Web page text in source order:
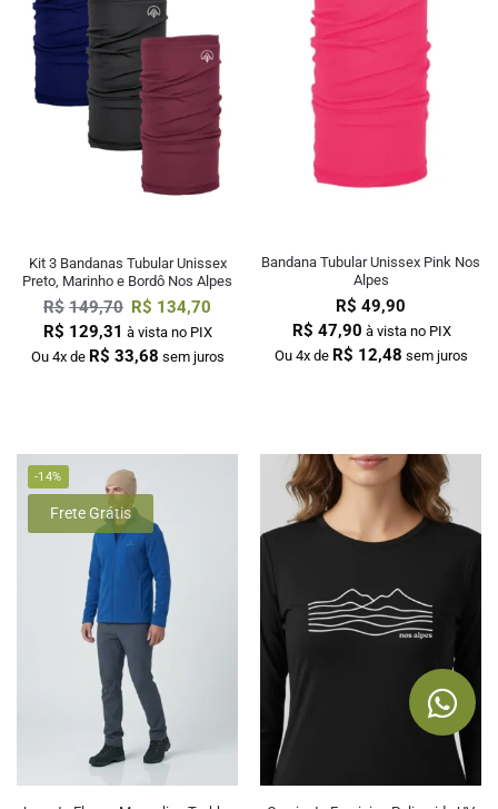
Kit 3 Bandanas Tubular Unissex
Preto, Marinho e Bordô Nos Alpes
R$ 149,70 R$ 134,70
R$ 129,31 à vista no PIX
Ou 4x de R$ 33,68 sem juros
Bandana Tubular Unissex Pink Nos
Alpes
R$ 49,90
R$ 47,90 à vista no PIX
Ou 4x de R$ 12,48 sem juros
-14%
Frete Grátis